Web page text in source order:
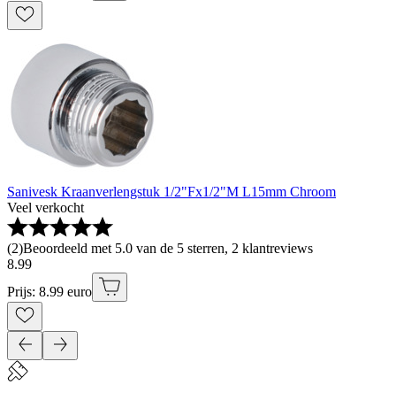
Sanivesk Kraanverlengstuk 1/2"Fx1/2"M L15mm Chroom
Veel verkocht
(2)Beoordeeld met 5.0 van de 5 sterren, 2 klantreviews
8.99
Prijs: 8.99 euro